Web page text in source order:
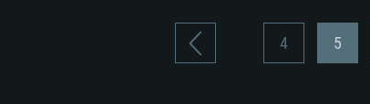
4 5